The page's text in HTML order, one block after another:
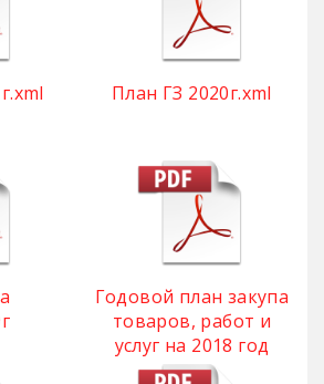
План ГЗ 2020г.xml
Годовой план закупа
товаров, работ и
услуг на 2018 год